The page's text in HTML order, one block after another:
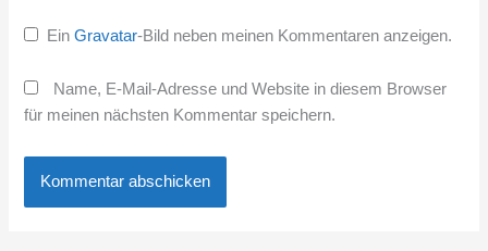
EinGravatar-Bild neben meinen Kommentaren anzeigen.
Name, E-Mail-Adresse und Website in diesem Browser
für meinen nächsten Kommentar speichern.